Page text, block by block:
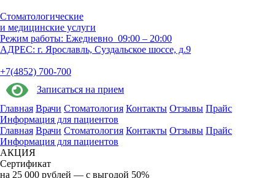
Стоматологические
и медицинские услуги
Режим работы: Ежедневно 09:00 – 20:00
АДРЕС: г. Ярославль, Суздальское шоссе, д.9
+7(4852) 700-700
Записаться на прием
Главная Врачи Стоматология Контакты Отзывы Прайc
Информация для пациентов
Главная Врачи Стоматология Контакты Отзывы Прайc
Информация для пациентов
АКЦИЯ
Сертификат
на 25 000 рублей — с выгодой 50%